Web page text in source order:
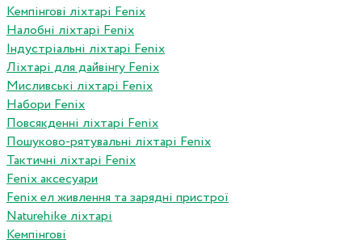
Кемпінгові ліхтарі Fenix
Налобні ліхтарі Fenix
Індустріальні ліхтарі Fenix
Ліхтарі для дайвінгу Fenix
Мисливські ліхтарі Fenix
Набори Fenix
Повсякденні ліхтарі Fenix
Пошуково-рятувальні ліхтарі Fenix
Тактичні ліхтарі Fenix
Fenix аксесуари
Fenix ел живлення та зарядні пристрої
Naturehike ліхтарі
Кемпінгові